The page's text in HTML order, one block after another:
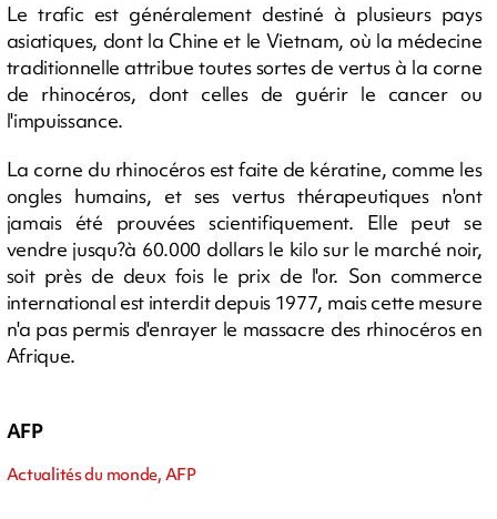
Le trafic est généralement destiné à plusieurs pays
asiatiques, dont la Chine et le Vietnam, où la médecine
traditionnelle attribue toutes sortes de vertus à la corne
de rhinocéros, dont celles de guérir le cancer ou
l'impuissance.
La corne du rhinocéros est faite de kératine, comme les
ongles humains, et ses vertus thérapeutiques n'ont
jamais été prouvées scientifiquement. Elle peut se
vendre jusqu?à 60.000 dollars le kilo sur le marché noir,
soit près de deux fois le prix de l'or. Son commerce
international est interdit depuis 1977, mais cette mesure
n'a pas permis d'enrayer le massacre des rhinocéros en
Afrique.
AFP
Actualités du monde, AFP